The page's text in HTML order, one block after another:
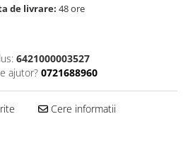
de livrare: 48 ore
6421000003527
ajutor? 0721688960
Cere informatii